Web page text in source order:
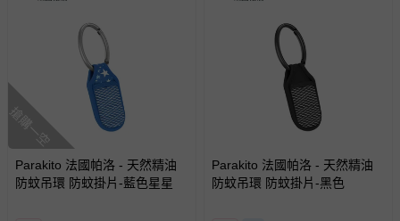
搶購一空
Parakito 法國帕洛 - 天然精油
防蚊吊環 防蚊掛片-藍色星星
Parakito 法國帕洛 - 天然精油
防蚊吊環 防蚊掛片-黑色